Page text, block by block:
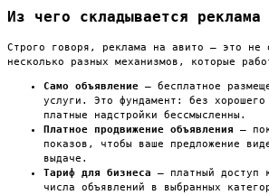
Из чего складывается
Строго говоря, реклама на авито — это не
несколько разных механизмов, которые
Само объявление — бесплатное
услуги. Это фундамент: без хорошего
платные надстройки бессмысленны.
Платное продвижение объявления —
показов, чтобы ваше предложение
выдаче.
Тариф для бизнеса — платный доступ
числа объявлений в выбранных